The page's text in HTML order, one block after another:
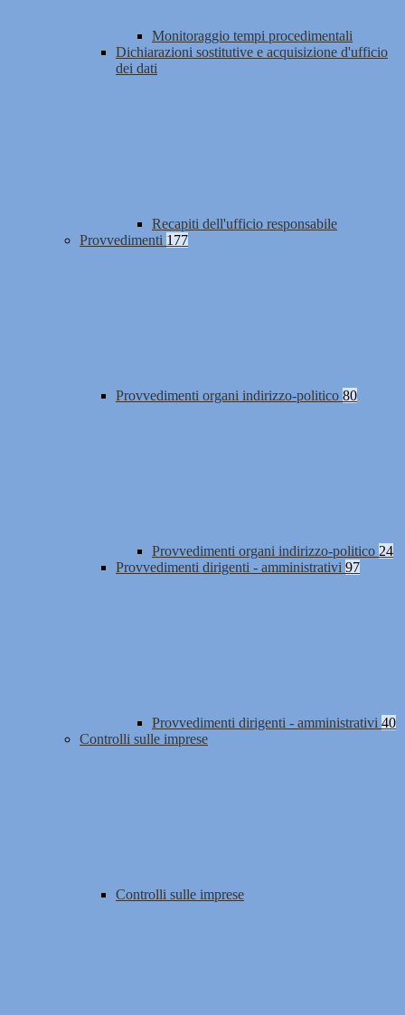
Monitoraggio tempi procedimentali
Dichiarazioni sostitutive e acquisizione d'ufficio
dei dati
Recapiti dell'ufficio responsabile
Provvedimenti 177
Provvedimenti organi indirizzo-politico 80
Provvedimenti organi indirizzo-politico 24
Provvedimenti dirigenti - amministrativi 97
Provvedimenti dirigenti - amministrativi 40
Controlli sulle imprese
Controlli sulle imprese